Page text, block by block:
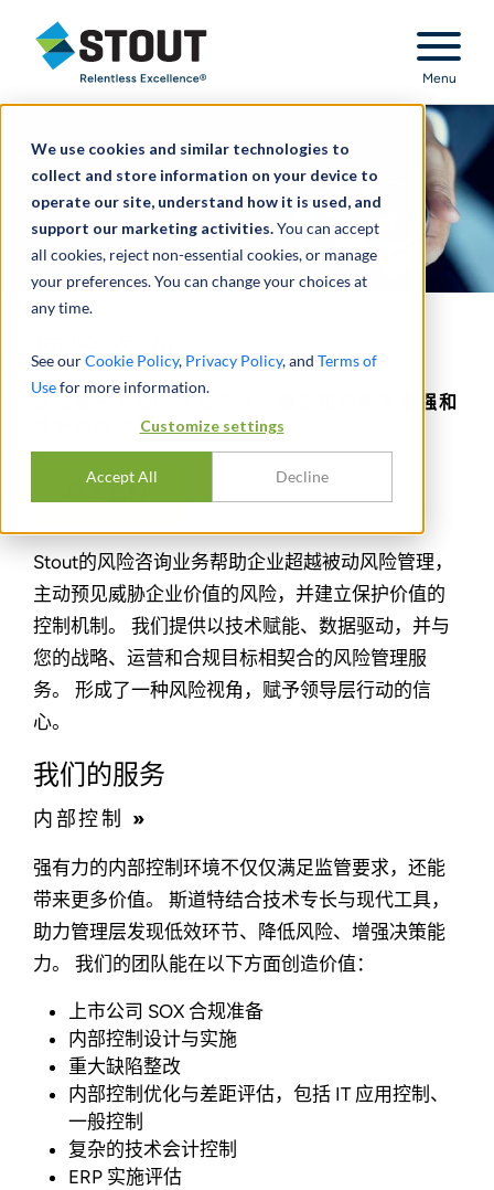
We use cookies and similar technologies to
collect and store information on your device to
operate our site, understand how it is used, and
support our marketing activities.You can accept
all cookies, reject non-essential cookies, or manage
your preferences. You can change your choices at
any time.
See ourCookie Policy, Privacy Policy, and Terms of
Usefor more information.
Customize settings
Accept All Decline
Stout Relentless Excellence
Menu
风险咨询
通过基于风险的客观评估、建议和洞察来增强和
保护组织价值。
Stout的风险咨询业务帮助企业超越被动风险管理，
主动预见威胁企业价值的风险，并建立保护价值的
控制机制。 我们提供以技术赋能、数据驱动，并与
您的战略、运营和合规目标相契合的风险管理服
务。 形成了一种风险视角，赋予领导层行动的信
心。
我们的服务
内部控制 »
强有力的内部控制环境不仅仅满足监管要求，还能
带来更多价值。 斯道特结合技术专长与现代工具，
助力管理层发现低效环节、降低风险、增强决策能
力。 我们的团队能在以下方面创造价值：
上市公司 SOX 合规准备
内部控制设计与实施
重大缺陷整改
内部控制优化与差距评估，包括 IT 应用控制、
一般控制
复杂的技术会计控制
ERP 实施评估